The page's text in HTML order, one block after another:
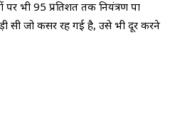
पर भी 95 प्रतिशत तक नियंत्रण पा
सी जो कसर रह गई है, उसे भी दूर करने